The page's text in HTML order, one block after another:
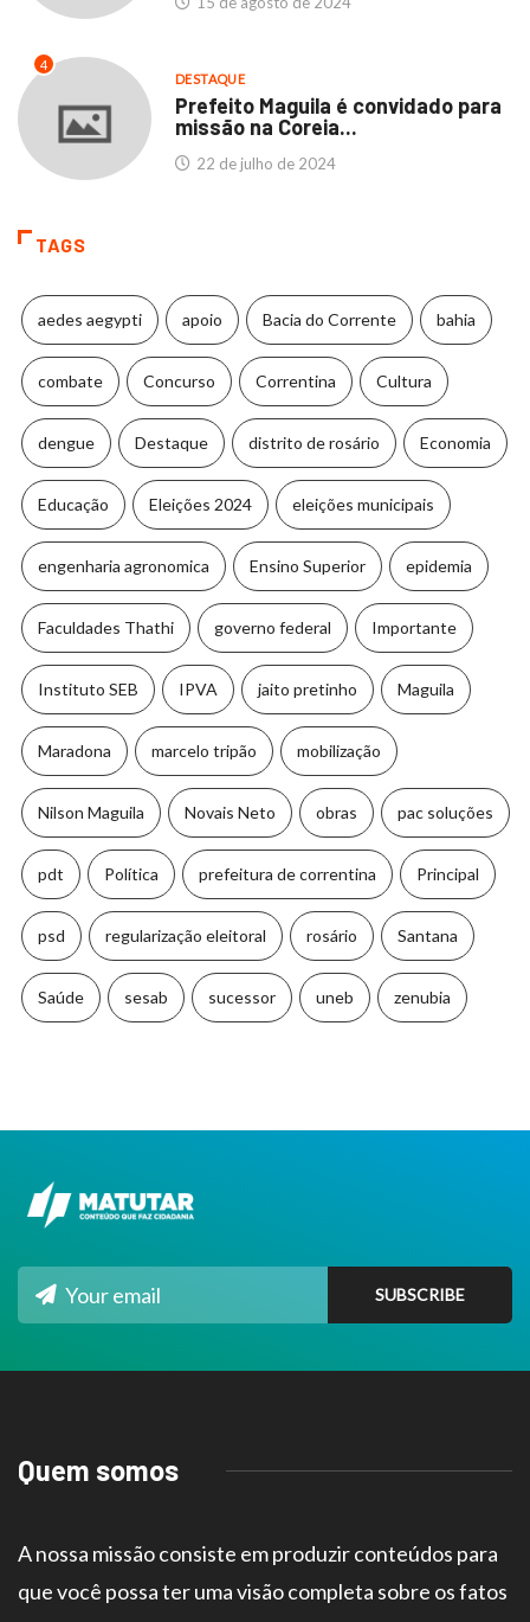
4
DESTAQUE
Prefeito Maguila é convidado para
missão na Coreia...
22 de julho de 2024
TAGS
aedes aegypti apoio Bacia do Corrente bahia
combate Concurso Correntina Cultura
dengue Destaque distrito de rosário Economia
Educação Eleições 2024 eleições municipais
engenharia agronomica Ensino Superior epidemia
Faculdades Thathi governo federal Importante
Instituto SEB IPVA jaito pretinho Maguila
Maradona marcelo tripão mobilização
Nilson Maguila Novais Neto obras pac soluções
pdt Política prefeitura de correntina Principal
psd regularização eleitoral rosário Santana
Saúde sesab sucessor uneb zenubia
Quem somos
A nossa missão consiste em produzir conteúdos para
que você possa ter uma visão completa sobre os fatos